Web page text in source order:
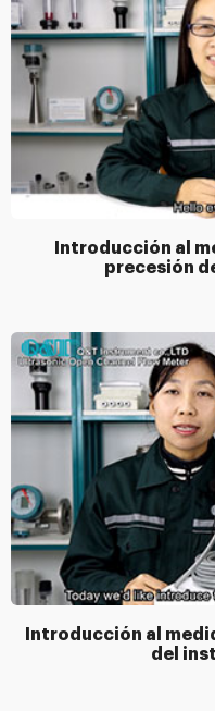
Introducción al
precesión
Introducción al
del